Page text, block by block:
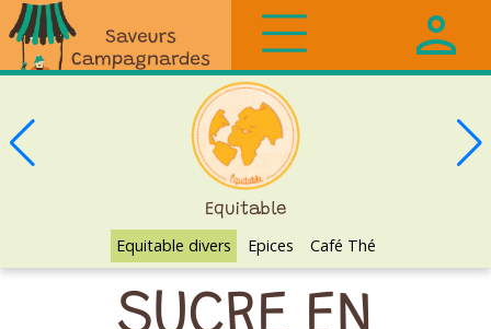
Saveurs
Campagnardes
Equitable
Equitable divers Epices Café Thé